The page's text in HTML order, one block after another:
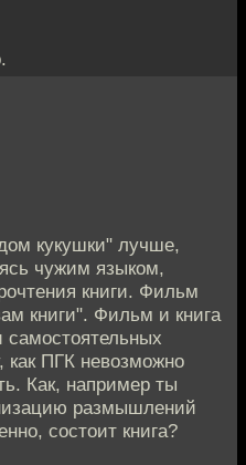
кукушки" лучше,
чужим языком,
книги. Фильм
книги". Фильм и книга
как ПГК невозможно
Как, например ты
размышлений
состоит книга?